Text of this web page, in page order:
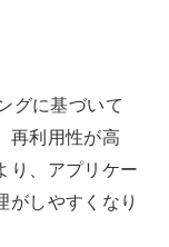
グに基づいて
再利用性が高
り、アプリケー
がしやすくなり